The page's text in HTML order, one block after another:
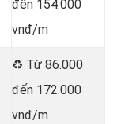
đến 154.000
vnđ/m
♻️ Từ 86.000
đến 172.000
vnđ/m